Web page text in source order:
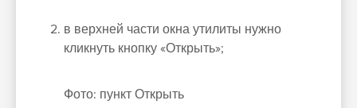
в верхней части окна утилиты нужно
кликнуть кнопку «Открыть»;
Фото: пункт Открыть